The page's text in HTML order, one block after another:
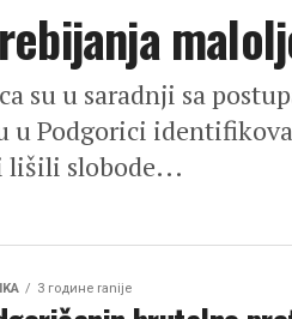
su u saradnji sa
u Podgorici
lišili slobode...
3 године ranije